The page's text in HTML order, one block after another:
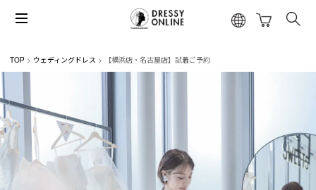
TOP ウェディングドレス 【横浜店・名古屋店】試着ご予約